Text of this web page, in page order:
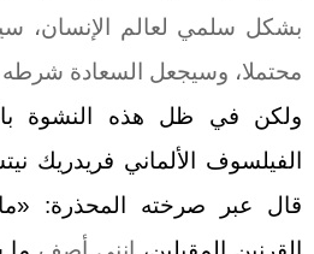
بشكل سلمي لعالم الإنسان،
محتملا، وسيجعل السعادة شرطه
ولكن في ظل هذه النشوة
الفيلسوف الألماني فريدريك
قال عبر صرخته المحذرة: »